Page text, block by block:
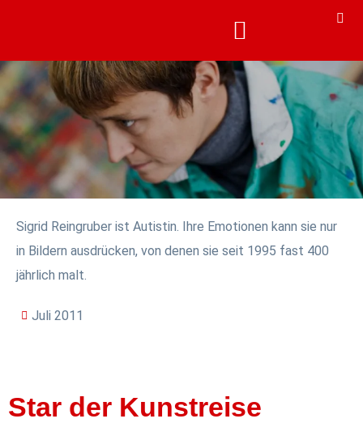
Sigrid Reingruber ist Autistin. Ihre Emotionen kann sie nur
in Bildern ausdrücken, von denen sie seit 1995 fast 400
jährlich malt.
Juli 2011
Star der Kunstreise